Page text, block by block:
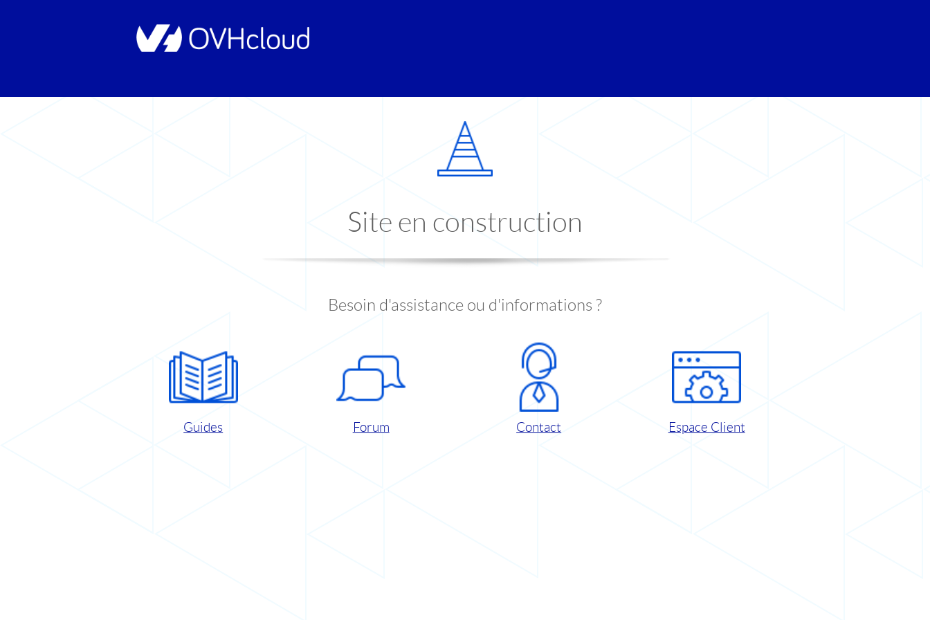
Site en construction
Besoin d'assistance ou d'informations ?
Guides Forum Contact Espace Client